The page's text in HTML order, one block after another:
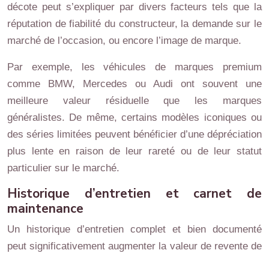
décote peut s’expliquer par divers facteurs tels que la
réputation de fiabilité du constructeur, la demande sur le
marché de l’occasion, ou encore l’image de marque.
Par exemple, les véhicules de marques premium
comme BMW, Mercedes ou Audi ont souvent une
meilleure valeur résiduelle que les marques
généralistes. De même, certains modèles iconiques ou
des séries limitées peuvent bénéficier d’une dépréciation
plus lente en raison de leur rareté ou de leur statut
particulier sur le marché.
Historique d’entretien et carnet de
maintenance
Un historique d’entretien complet et bien documenté
peut significativement augmenter la valeur de revente de